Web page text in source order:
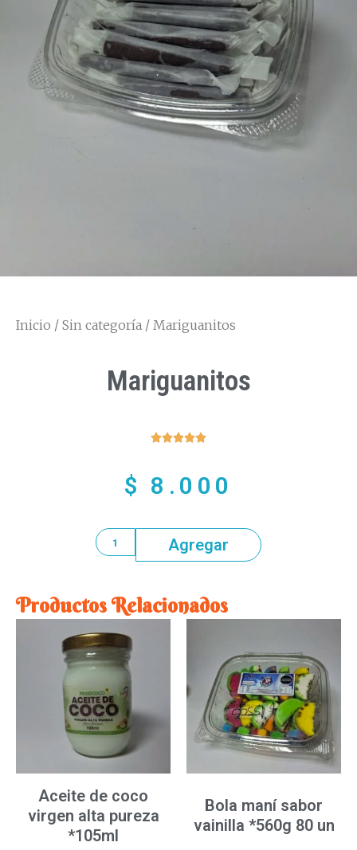
Inicio / Sin categoría / Mariguanitos
Mariguanitos

$ 8.000
Agregar
Productos Relacionados
Aceite de coco
virgen alta pureza
*105ml
Bola maní sabor
vainilla *560g 80 un